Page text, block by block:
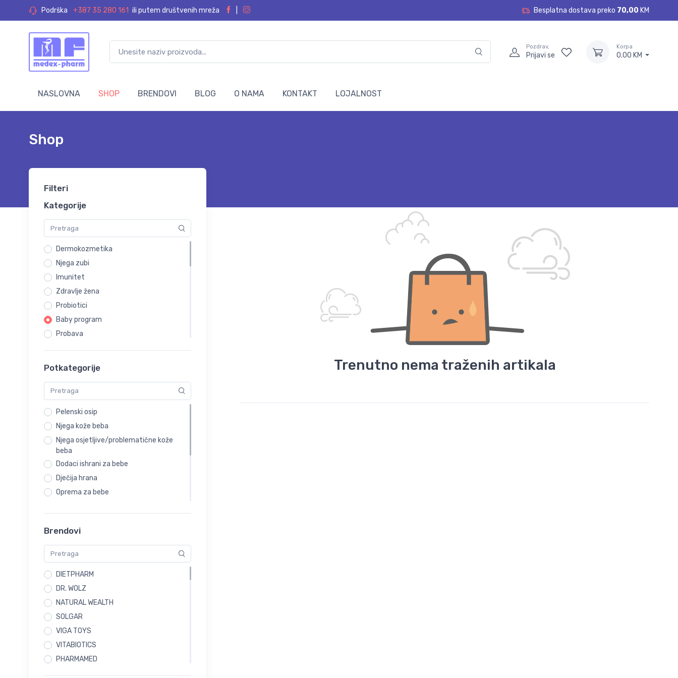
Podrška +387 35 280 161 ili putem društvenih mreža Besplatna dostava preko 70,00 KM
Pozdrav,
Prijavi se
Korpa
0.00 KM
NASLOVNA SHOP BRENDOVI BLOG O NAMA KONTAKT LOJALNOST
Shop
Filteri
Kategorije
Dermokozmetika
Njega zubi
Imunitet
Zdravlje žena
Probiotici
Baby program
Probava
Preparati za smirenje i miran san
Urinarne infekcije
Higijena nosa
Alergije
Trudnice i dojilje
Vitamini i minerali
Zdravlje muškaraca
Prirodni preparati
Cirkulacija i pamćenje
Kreme i gelovi
Hemoroidi
Medicinski aparati
PAKETI
Čajevi
Potkategorije
Pelenski osip
Njega kože beba
Njega osjetljive/problematične kože
beba
Dodaci ishrani za bebe
Dječija hrana
Oprema za bebe
Njega bebine kose i vlasišta
Dude
Boce za bebe
Brendovi
DIETPHARM
DR. WOLZ
NATURAL WEALTH
SOLGAR
VIGA TOYS
VITABIOTICS
PHARMAMED
Trenutno nema traženih artikala